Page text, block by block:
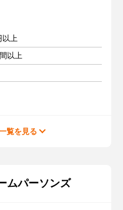
以上
以上
覧を見る
ムパーソンズ